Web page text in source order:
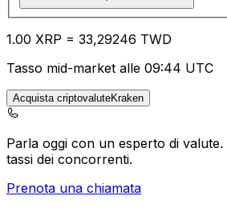
1.00 XRP = 33,29246 TWD
Tasso mid-market alle 09:44 UTC
Acquista criptovaluteKraken
Parla oggi con un esperto di valute.
tassi dei concorrenti.
Prenota una chiamata